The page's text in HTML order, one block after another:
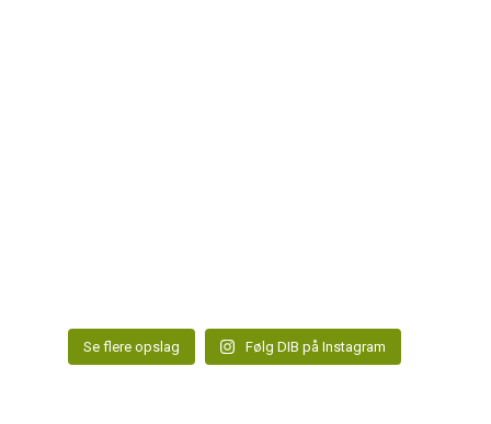
Se flere opslag Følg DIB på Instagram